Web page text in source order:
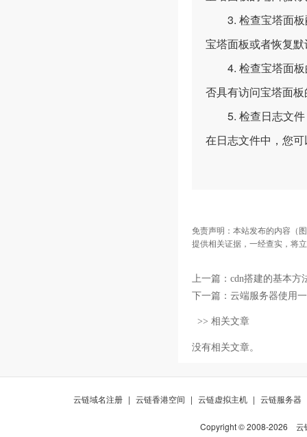
3. 检查宝塔面板
宝塔面板或者恢复
4. 检查宝塔面板
否具有访问宝塔面
5. 检查日志文件
在日志文件中，您
免责声明：本站发布的内容（
提供相关证据，一经查实，将
上一篇： cdn搭建的基本方
下一篇： 云端服务器使用
>> 相关文章
没有相关文章。
云链域名注册 | 云链香港空间 | 云链虚拟主机 | 云链服务器
Copyright © 2008-2026
云